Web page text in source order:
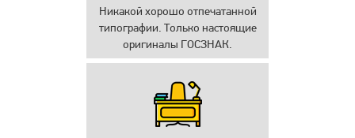
Никакой хорошо отпечатанной
типографии. Только настоящие
оригиналы ГОСЗНАК.